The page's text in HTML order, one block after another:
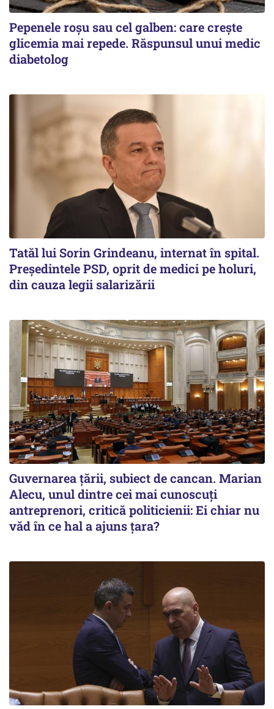
Pepenele roșu sau cel galben: care crește
glicemia mai repede. Răspunsul unui medic
diabetolog
Tatăl lui Sorin Grindeanu, internat în spital.
Preşedintele PSD, oprit de medici pe holuri,
din cauza legii salarizării
Guvernarea ţării, subiect de cancan. Marian
Alecu, unul dintre cei mai cunoscuţi
antreprenori, critică politicienii: Ei chiar nu
văd în ce hal a ajuns ţara?